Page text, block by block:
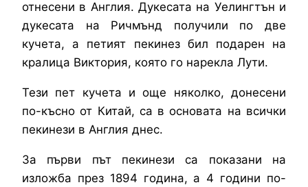
отнесени в Англия. Дукесата на Уелингтън и
дукесата на Ричмънд получили по две
кучета, а петият пекинез бил подарен на
кралица Виктория, която го нарекла Лути.
Тези пет кучета и още няколко, донесени
по-късно от Китай, са в основата на всички
пекинези в Англия днес.
За първи път пекинези са показани на
изложба през 1894 година, а 4 години по-